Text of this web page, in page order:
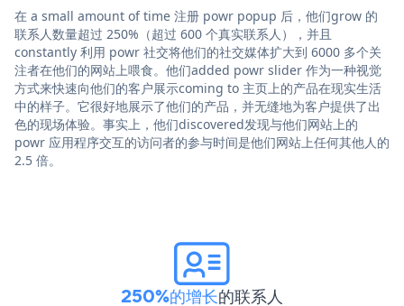
在 a small amount of time 注册 powr popup 后，他们grow 的
联系人数量超过 250%（超过 600 个真实联系人），并且
constantly 利用 powr 社交将他们的社交媒体扩大到 6000 多个关
注者在他们的网站上喂食。他们added powr slider 作为一种视觉
方式来快速向他们的客户展示coming to 主页上的产品在现实生活
中的样子。它很好地展示了他们的产品，并无缝地为客户提供了出
色的现场体验。事实上，他们discovered发现与他们网站上的
powr 应用程序交互的访问者的参与时间是他们网站上任何其他人的
2.5 倍。
250%的增长的联系人